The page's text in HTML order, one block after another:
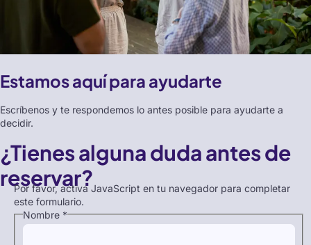
Estamos aquí para ayudarte
Escríbenos y te respondemos lo antes posible para ayudarte a
decidir.
¿Tienes alguna duda antes de
reservar?
Por favor, activa JavaScript en tu navegador para completar
este formulario.
Nombre *